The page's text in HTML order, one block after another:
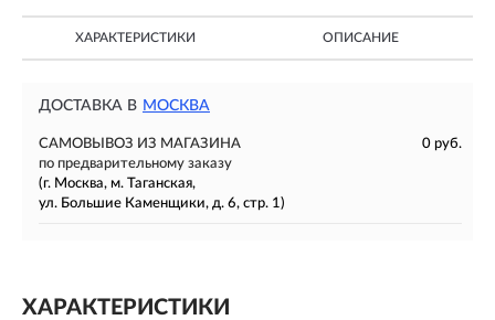
ХАРАКТЕРИСТИКИ ОПИСАНИЕ
ДОСТАВКА В МОСКВА
САМОВЫВОЗ ИЗ МАГАЗИНА
0 руб.
по предварительному заказу
(г. Москва, м. Таганская,
ул. Большие Каменщики, д. 6, стр. 1)
ХАРАКТЕРИСТИКИ